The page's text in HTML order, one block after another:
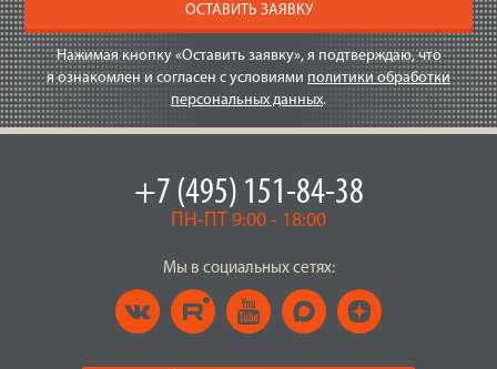
ОСТАВИТЬ ЗАЯВКУ
Нажимая кнопку «Оставить заявку», я подтверждаю, что
я ознакомлен и согласен с условиями политики обработки
персональных данных.
+7 (495) 151-84-38
ПН-ПТ 9:00 - 18:00
Мы в социальных сетях: